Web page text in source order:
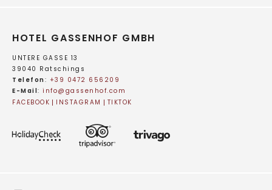
HOTEL GASSENHOF GMBH
UNTERE GASSE 13
39040 Ratschings
Telefon: +39 0472 656209
E-Mail: info@ gassenhof.com
FACEBOOK
INSTAGRAM TIKTOK